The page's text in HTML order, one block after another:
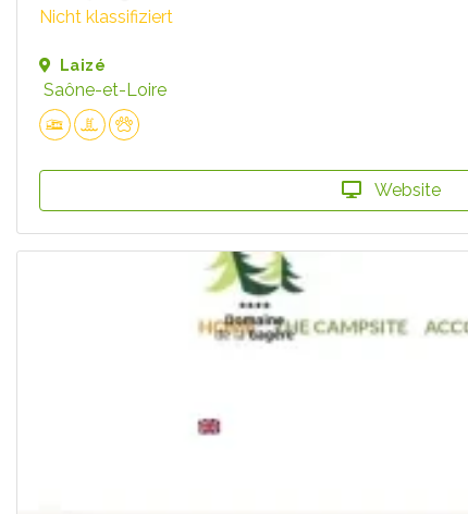
Nicht klassifiziert
Laizé
Saône-et-Loire
Website